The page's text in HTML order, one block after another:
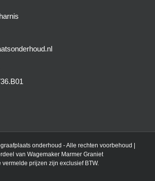
onderhoud - Alle rechten voorbehoud |
van Wagemaker Marmer Graniet
vermelde prijzen zijn exclusief BTW.